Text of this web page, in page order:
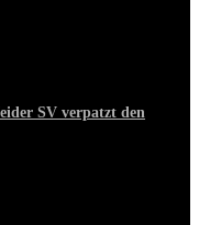
SV verpatzt den